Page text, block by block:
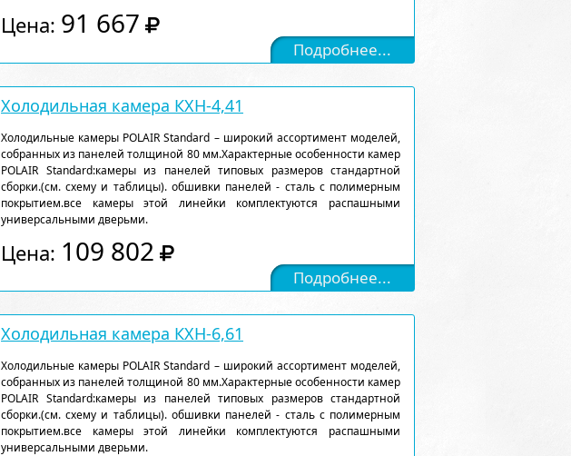
Цена: 91 667
Подробнее...
Холодильная камера КХН-4,41
Холодильные камеры POLAIR Standard – широкий ассортимент моделей,
собранных из панелей толщиной 80 мм.Характерные особенности камер
POLAIR Standard:камеры из панелей типовых размеров стандартной
сборки.(см. схему и таблицы). обшивки панелей - сталь с полимерным
покрытием.все камеры этой линейки комплектуются распашными
универсальными дверьми.
Цена: 109 802
Подробнее...
Холодильная камера КХН-6,61
Холодильные камеры POLAIR Standard – широкий ассортимент моделей,
собранных из панелей толщиной 80 мм.Характерные особенности камер
POLAIR Standard:камеры из панелей типовых размеров стандартной
сборки.(см. схему и таблицы). обшивки панелей - сталь с полимерным
покрытием.все камеры этой линейки комплектуются распашными
универсальными дверьми.